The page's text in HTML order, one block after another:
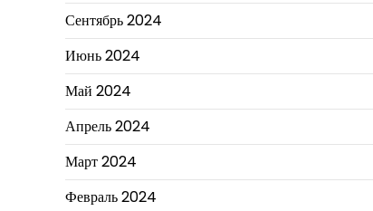
Сентябрь 2024
Июнь 2024
Май 2024
Апрель 2024
Март 2024
Февраль 2024